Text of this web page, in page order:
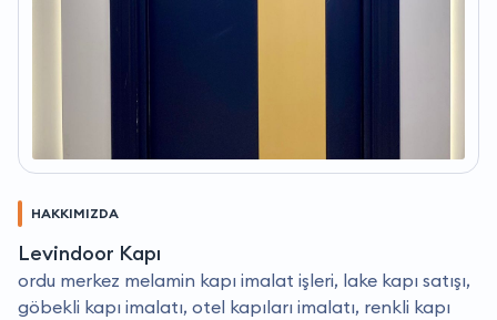
HAKKIMIZDA
Levindoor Kapı
ordu merkez melamin kapı imalat işleri, lake kapı satışı,
göbekli kapı imalatı, otel kapıları imalatı, renkli kapı